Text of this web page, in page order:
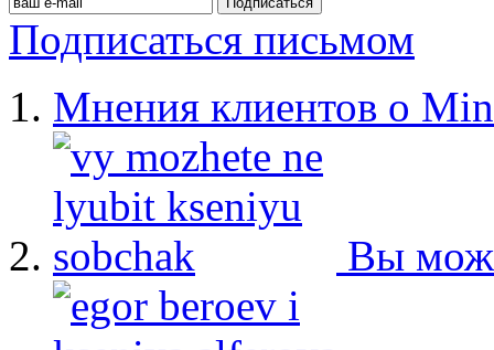
Подписаться письмом
Мнения клиентов о
Вы